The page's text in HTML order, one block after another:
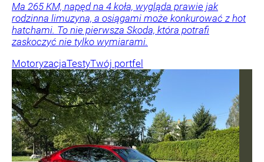
Ma 265 KM, napęd na 4 koła, wygląda prawie jak
rodzinna limuzyna, a osiągami może konkurować z hot
hatchami. To nie pierwsza Skoda, która potrafi
zaskoczyć nie tylko wymiarami.
MotoryzacjaTestyTwój portfel